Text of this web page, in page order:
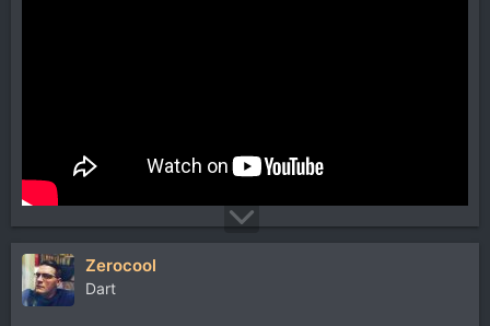
Zerocool
Dart